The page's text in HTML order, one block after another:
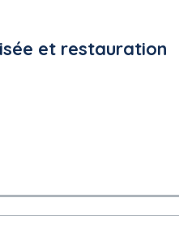
et restauration